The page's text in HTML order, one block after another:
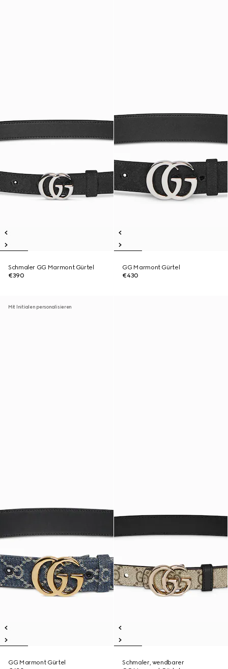
Schmaler GG Marmont Gürtel
€390
GG Marmont Gürtel
€430
Mit Initialen personalisieren
GG Marmont Gürtel
Schmaler, wendbarer